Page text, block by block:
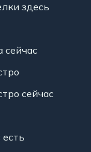
здесь
сейчас
сейчас